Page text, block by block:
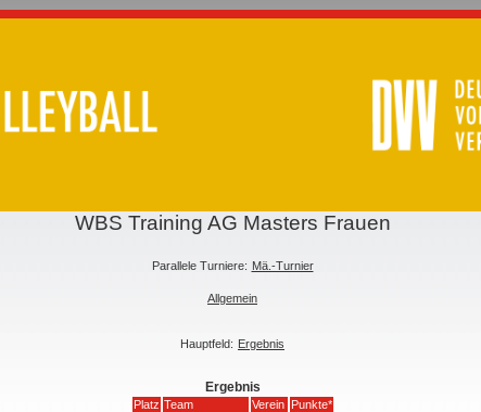
WBS Training AG Masters Frauen
Parallele Turniere: Mä.-Turnier
Allgemein
Hauptfeld: Ergebnis
Ergebnis
Platz Team Verein
Punkte*